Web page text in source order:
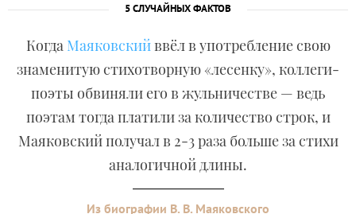
5 СЛУЧАЙНЫХ ФАКТОВ
Когда Маяковскийввёл в употребление свою
знаменитую стихотворную «лесенку», коллеги-
поэты обвиняли его в жульничестве — ведь
поэтам тогда платили за количество строк, и
Маяковский получал в 2-3 раза больше за стихи
аналогичной длины.
Из биографии В. В. Маяковского